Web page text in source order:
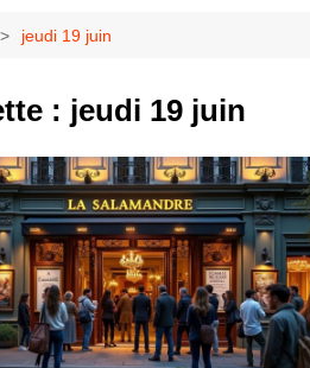
jeudi 19 juin
: jeudi 19 juin